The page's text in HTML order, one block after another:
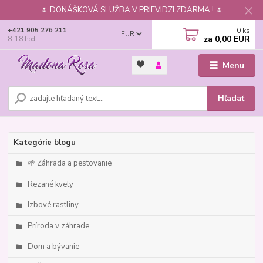
🌷 DONÁŠKOVÁ SLUŽBA V PRIEVIDZI ZDARMA ! 🌷
Menu
EUR
Hľadať
+421 905 276 211
8-18 hod.
0 ks
za 0,00 EUR
Kategórie blogu
🌱 Záhrada a pestovanie
Rezané kvety
Izbové rastliny
Príroda v záhrade
Dom a bývanie